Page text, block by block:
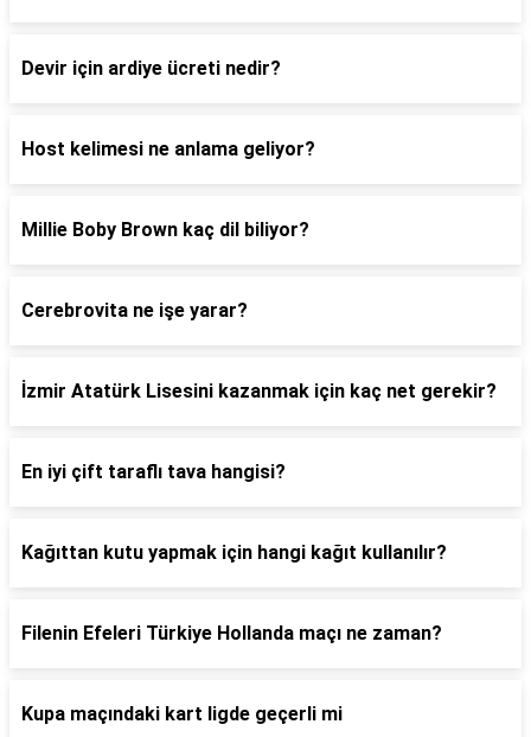
Devir için ardiye ücreti nedir?
Host kelimesi ne anlama geliyor?
Millie Boby Brown kaç dil biliyor?
Cerebrovita ne işe yarar?
İzmir Atatürk Lisesini kazanmak için kaç net gerekir?
En iyi çift taraflı tava hangisi?
Kağıttan kutu yapmak için hangi kağıt kullanılır?
Filenin Efeleri Türkiye Hollanda maçı ne zaman?
Kupa maçındaki kart ligde geçerli mi